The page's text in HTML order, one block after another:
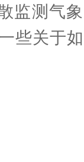
测气象
些关于